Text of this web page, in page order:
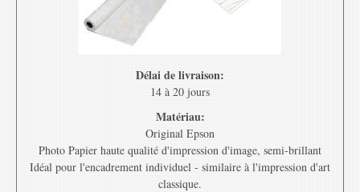
Délai de livraison:
14 à 20 jours
Matériau:
Original Epson
Photo Papier haute qualité d'impression d'image, semi-brillant
Idéal pour l'encadrement individuel - similaire à l'impression d'art
classique.